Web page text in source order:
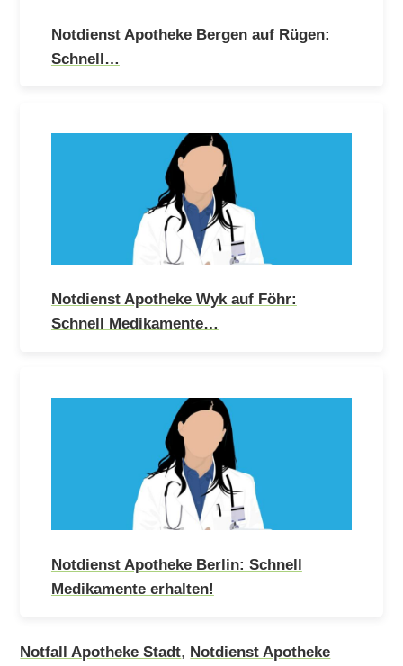
Notdienst Apotheke Bergen auf Rügen:
Schnell…
Notdienst Apotheke Wyk auf Föhr:
Schnell Medikamente…
Notdienst Apotheke Berlin: Schnell
Medikamente erhalten!
Notfall Apotheke Stadt, Notdienst Apotheke